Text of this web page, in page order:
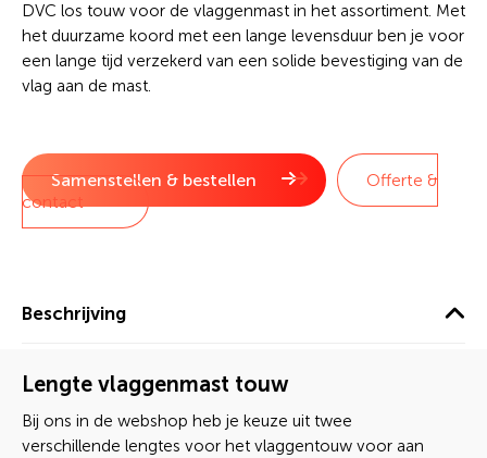
DVC los touw voor de vlaggenmast in het assortiment. Met
het duurzame koord met een lange levensduur ben je voor
een lange tijd verzekerd van een solide bevestiging van de
vlag aan de mast.
Samenstellen & bestellen
Offerte &
contact
Beschrijving
Lengte vlaggenmast touw
Bij ons in de webshop heb je keuze uit twee
verschillende lengtes voor het vlaggentouw voor aan